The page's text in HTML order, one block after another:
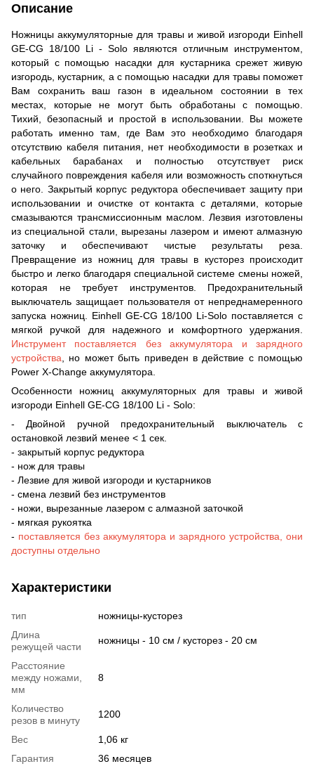
Описание
Ножницы аккумуляторные для травы и живой изгороди Einhell
GE-CG 18/100 Li - Solo являются отличным инструментом,
который с помощью насадки для кустарника срежет живую
изгородь, кустарник, а с помощью насадки для травы поможет
Вам сохранить ваш газон в идеальном состоянии в тех
местах, которые не могут быть обработаны с помощью.
Тихий, безопасный и простой в использовании. Вы можете
работать именно там, где Вам это необходимо благодаря
отсутствию кабеля питания, нет необходимости в розетках и
кабельных барабанах и полностью отсутствует риск
случайного повреждения кабеля или возможность споткнуться
о него. Закрытый корпус редуктора обеспечивает защиту при
использовании и очистке от контакта с деталями, которые
смазываются трансмиссионным маслом. Лезвия изготовлены
из специальной стали, вырезаны лазером и имеют алмазную
заточку и обеспечивают чистые результаты реза.
Превращение из ножниц для травы в кусторез происходит
быстро и легко благодаря специальной системе смены ножей,
которая не требует инструментов. Предохранительный
выключатель защищает пользователя от непреднамеренного
запуска ножниц. Einhell GE-CG 18/100 Li-Solo поставляется с
мягкой ручкой для надежного и комфортного удержания.
Инструмент поставляется без аккумулятора и зарядного
устройства , но может быть приведен в действие с помощью
Power X-Change аккумулятора.
Особенности ножниц аккумуляторных для травы и живой
изгороди Einhell GE-CG 18/100 Li - Solo:
- Двойной ручной предохранительный выключатель с
остановкой лезвий менее < 1 сек.
- закрытый корпус редуктора
- нож для травы
- Лезвие для живой изгороди и кустарников
- смена лезвий без инструментов
- ножи, вырезанные лазером с алмазной заточкой
- мягкая рукоятка
- поставляется без аккумулятора и зарядного устройства, они
доступны отдельно
Характеристики
тип
ножницы-кусторез
Длина
режущей части
ножницы - 10 см / кусторез - 20 см
Расстояние
между ножами,
мм
8
Количество
резов в минуту
1200
Вес
1,06 кг
Гарантия
36 месяцев